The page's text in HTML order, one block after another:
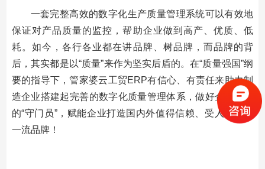
一套完整高效的数字化生产质量管理系统可以有效地
保证对产品质量的监控，帮助企业做到高产、优质、低
耗。如今，各行各业都在讲品牌、树品牌，而品牌的背
后，其实都是以“质量”来作为坚实后盾的。在“质量强国”纲
要的指导下，管家婆云工贸ERP有信心、有责任来助力制
造企业搭建起完善的数字化质量管理体系，做好企业品质
的“守门员”，赋能企业打造国内外值得信赖、受人尊重的
一流品牌！